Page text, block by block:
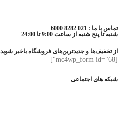
تماس با ما : 021 8282 6000
شنبه تا پنج شنبه از ساعت 9:00 تا 24:00
از تخفیف‌ها و جدیدترین‌های فروشگاه باخبر شوید
[mc4wp_form id="68"]
شبکه های اجتماعی